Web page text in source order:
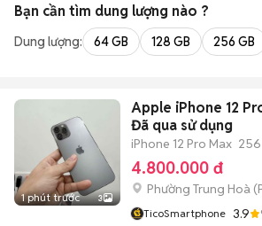
Bạn cần tìm dung lượng nào ?
Dung lượng: 64 GB 128 GB 256 GB
1 phút trước 3
Apple iPhone 12
Đã qua sử dụng
iPhone 12 Pro Max 256
4.800.000 đ
Phường Trung Hoà (
TicoSmartphone 3.9